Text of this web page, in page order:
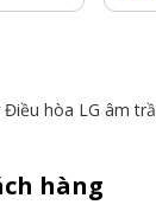
Điều hòa LG âm
hàng